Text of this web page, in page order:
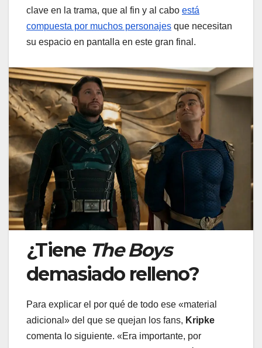
clave en la trama, que al fin y al cabo está
compuesta por muchos personajes que necesitan
su espacio en pantalla en este gran final.
¿Tiene The Boys
demasiado relleno?
Para explicar el por qué de todo ese «material
adicional» del que se quejan los fans, Kripke
comenta lo siguiente. «Era importante, por